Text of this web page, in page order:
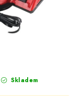
Skladem